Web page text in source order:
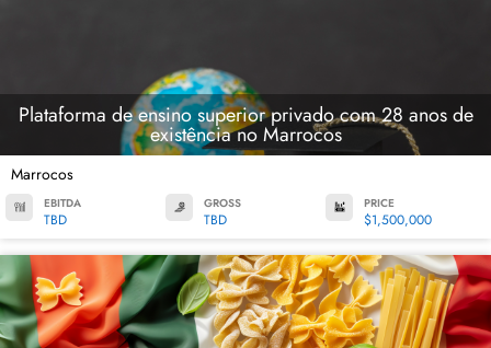
Plataforma de ensino superior privado com 28 anos de
existência no Marrocos
Marrocos
EBITDA
TBD
GROSS
TBD
PRICE
$1,500,000